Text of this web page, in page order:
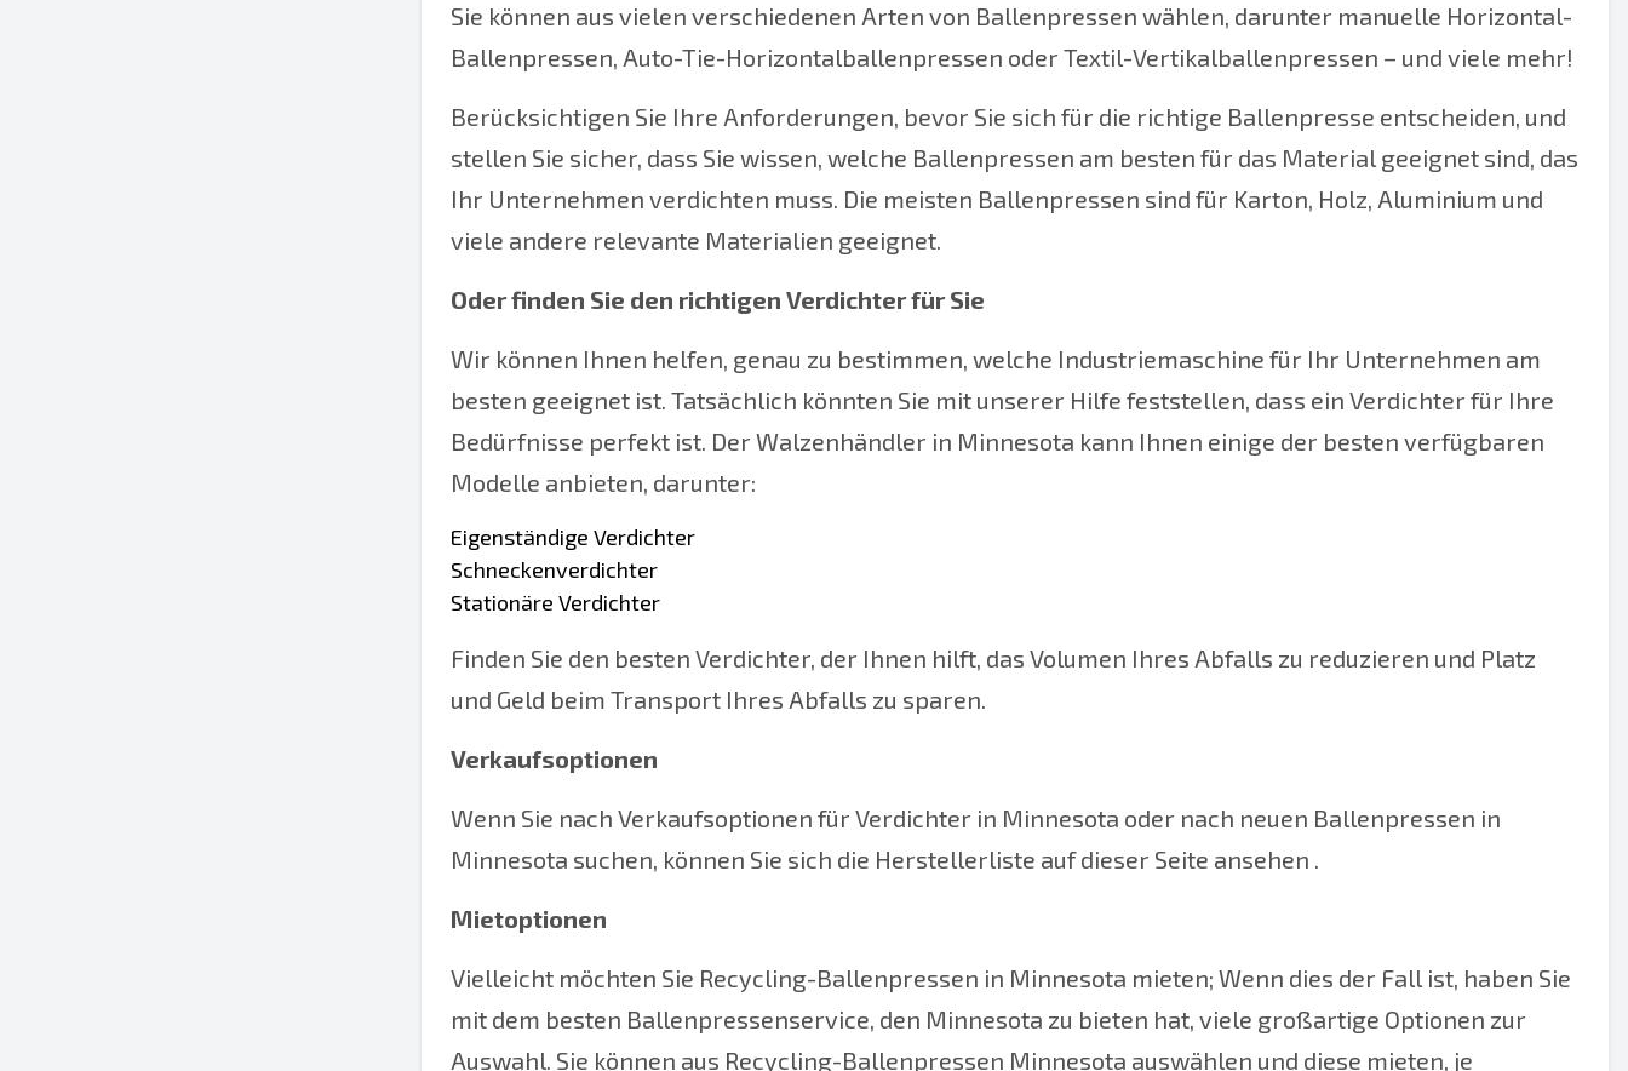
Sie können aus vielen verschiedenen Arten von Ballenpressen wählen, darunter manuelle Horizontal-
Ballenpressen, Auto-Tie-Horizontalballenpressen oder Textil-Vertikalballenpressen – und viele mehr!
Berücksichtigen Sie Ihre Anforderungen, bevor Sie sich für die richtige Ballenpresse entscheiden, und
stellen Sie sicher, dass Sie wissen, welche Ballenpressen am besten für das Material geeignet sind, das
Ihr Unternehmen verdichten muss. Die meisten Ballenpressen sind für Karton, Holz, Aluminium und
viele andere relevante Materialien geeignet.
Oder finden Sie den richtigen Verdichter für Sie
Wir können Ihnen helfen, genau zu bestimmen, welche Industriemaschine für Ihr Unternehmen am
besten geeignet ist. Tatsächlich könnten Sie mit unserer Hilfe feststellen, dass ein Verdichter für Ihre
Bedürfnisse perfekt ist. Der Walzenhändler in Minnesota kann Ihnen einige der besten verfügbaren
Modelle anbieten, darunter:
Eigenständige Verdichter
Schneckenverdichter
Stationäre Verdichter
Finden Sie den besten Verdichter, der Ihnen hilft, das Volumen Ihres Abfalls zu reduzieren und Platz
und Geld beim Transport Ihres Abfalls zu sparen.
Verkaufsoptionen
Wenn Sie nach Verkaufsoptionen für Verdichter in Minnesota oder nach neuen Ballenpressen in
Minnesota suchen, können Sie sich die Herstellerliste auf dieser Seite ansehen .
Mietoptionen
Vielleicht möchten Sie Recycling-Ballenpressen in Minnesota mieten; Wenn dies der Fall ist, haben Sie
mit dem besten Ballenpressenservice, den Minnesota zu bieten hat, viele großartige Optionen zur
Auswahl. Sie können aus Recycling-Ballenpressen Minnesota auswählen und diese mieten, je